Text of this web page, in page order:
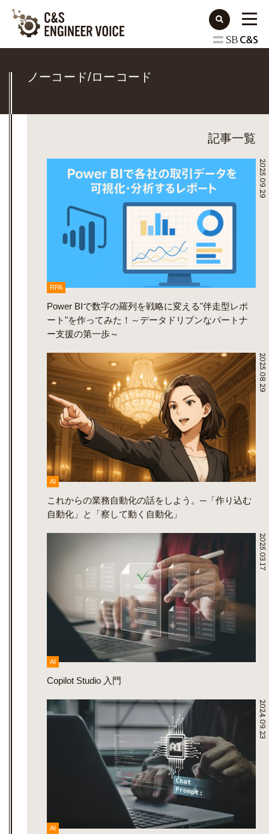
ノーコード/ローコード
記事一覧
2025.09.29
RPA
Power BIで数字の羅列を戦略に変える"伴走型レポ
ート"を作ってみた！～データドリブンなパートナ
ー支援の第一歩～
2025.08.29
AI
これからの業務自動化の話をしよう。─「作り込む
自動化」と「察して動く自動化」
2025.03.17
AI
Copilot Studio 入門
2024.09.23
AI